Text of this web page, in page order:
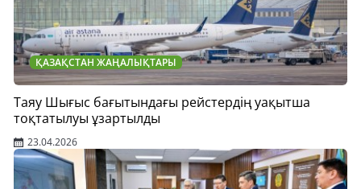
ҚАЗАҚСТАН ЖАҢАЛЫҚТАРЫ
Таяу Шығыс бағытындағы рейстердің уақытша
тоқтатылуы ұзартылды
23.04.2026